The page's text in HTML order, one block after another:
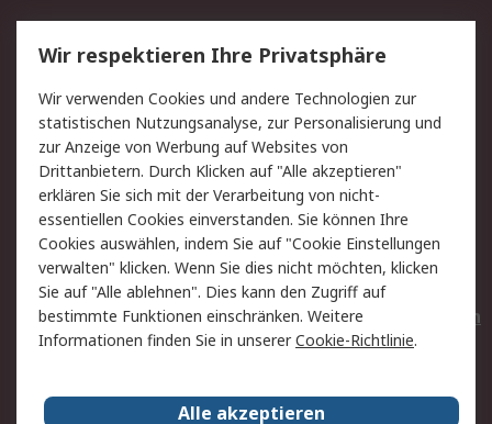
Service
Value Added Services
Lieferlösungen
Rücksendungen
Kontakt
Hilfe
Privatkunden
Rechtliches
AGB
Datenschutz
Cookie-Richtlinie
Zahlungsbedingungen
Copyright/Impressum
Entsorgung
Elektrogeräte/Batterien
RS weltweit
Wir respektieren Ihre Privatsphäre
Wir verwenden Cookies und andere Technologien zur
statistischen Nutzungsanalyse, zur Personalisierung und
zur Anzeige von Werbung auf Websites von
Drittanbietern. Durch Klicken auf "Alle akzeptieren"
erklären Sie sich mit der Verarbeitung von nicht-
essentiellen Cookies einverstanden. Sie können Ihre
Cookies auswählen, indem Sie auf "Cookie Einstellungen
verwalten" klicken. Wenn Sie dies nicht möchten, klicken
Sie auf "Alle ablehnen". Dies kann den Zugriff auf
bestimmte Funktionen einschränken. Weitere
Informationen finden Sie in unsererCookie-Richtlinie.
Alle akzeptieren